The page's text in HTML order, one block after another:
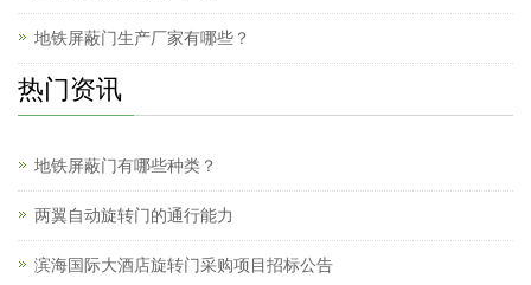
地铁屏蔽门生产厂家有哪些？
热门资讯
地铁屏蔽门有哪些种类？
两翼自动旋转门的通行能力
滨海国际大酒店旋转门采购项目招标公告